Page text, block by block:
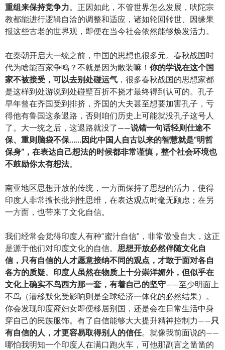
重组来保持竞争力。正因如此，不管世界怎么发展，吠陀宗
教都能进行逻辑自洽的调整和适应，诸如轮回转世、因缘果
报这些古老的世界观，即便在当今社会依然能够焕发活力。
在秦朝开启大一统之前，中国的思想也很多元。春秋战国时
代为啥能百家争鸣？不就是因为散装嘛！ 你的学说在这个国
家不被接受，可以去别处碰运气 ，很多春秋战国的思想家都
是这样到处游说到处碰壁百折不挠才最终得到认可的。孔子
早年曾在齐国受到排挤，齐国的大夫甚至想要加害孔子，亏
得他有鲁国这条退路，否则咱们历史上可能就没孔子这号人
了。大一统之后，这退路就没了——说错一句话轻则仕途不
保、重则脑袋不保……因此中国人自古以来的智慧就是“明哲
保身”，在表达自己想法的时候都非常谨慎，整个社会环境也
不鼓励你太有想法。
南亚地区思想开放的传统，一方面保持了思想的活力，使得
印度人非常擅长批判性思维，在表达观点时毫无顾虑；在另
一方面，也带来了文化自信。
我们经常会觉得印度人有种“蜜汁自信”，非常傲慢自大，这正
是源于他们对印度文化的自信。 思想开放必然伴随文化自
信，只有自信的人才愿意接纳不同的观点，才敢于面对各自
各方的质疑。 印度人虽然在物质上十分崇洋媚外，但似乎在
文化上确实不鸟西方那一套，有着自己的坚守——至少明面上
不鸟（潜移默化受影响则是全球经济一体化的必然结果）。
你会发现印度裔妇女即便移居别国，还是会在日常生活中身
穿自己的民族服饰。有了自信能够大大提升精神控制力——只
有自信的人，才更容易取得别人的信任。就像我前面说的——
哪怕我明知一个印度人在满口跑火车，可他那副言之凿凿的